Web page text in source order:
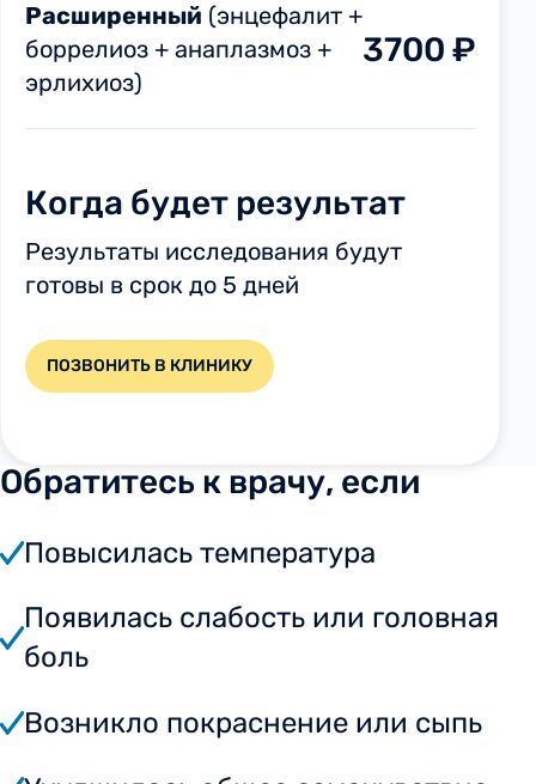
Расширенный (энцефалит +
боррелиоз + анаплазмоз +
эрлихиоз)
3700 ₽
Когда будет результат
Результаты исследования будут
готовы в срок до 5 дней
ПОЗВОНИТЬ В КЛИНИКУ
Обратитесь к врачу, если
Повысилась температура
Появилась слабость или головная
боль
Возникло покраснение или сыпь